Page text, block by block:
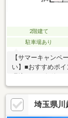
2階建て
駐車場あり
【サマーキャンペ
い】■おすすめポイ
カーポート付き・
豊富・家事もしや
好・生活施設が徒
パー東武ストア：
埼玉県川